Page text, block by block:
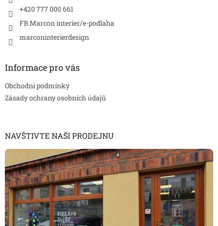
+420 777 000 661
FB Marcon interier/e-podlaha
marconinterierdesign
Informace pro vás
Obchodní podmínky
Zásady ochrany osobních údajů
NAVŠTIVTE NAŠI PRODEJNU